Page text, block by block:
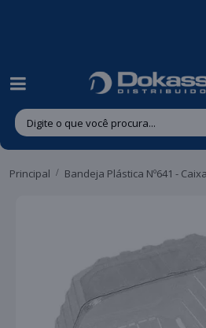
Principal Bandeja Plástica Nº641 -